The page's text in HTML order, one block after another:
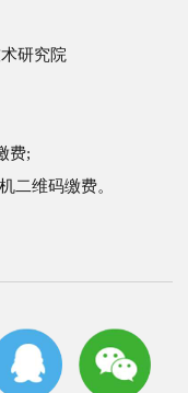
研究院
费;
维码缴费。